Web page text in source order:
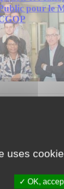
pour le
à la
du diagnostic »
uses
OK,